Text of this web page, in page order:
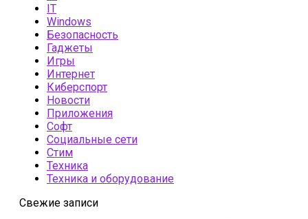
IT
Windows
Безопасность
Гаджеты
Игры
Интернет
Киберспорт
Новости
Приложения
Софт
Социальные сети
Стим
Техника
Техника и оборудование
Свежие записи